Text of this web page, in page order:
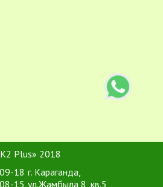
Plus» 2018
18
15
г. Караганда,
ул.Жамбыла 8, кв.5